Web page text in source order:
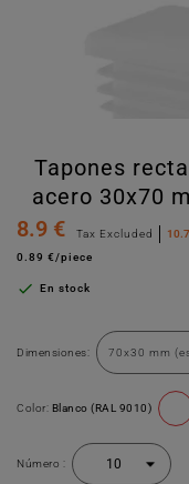
Tapones
acero 30x70
8.9 €
Tax Excluded
0.89 €/piece
 En stock
Dimensiones:
Color: Blanco (RAL 9010)
Número :